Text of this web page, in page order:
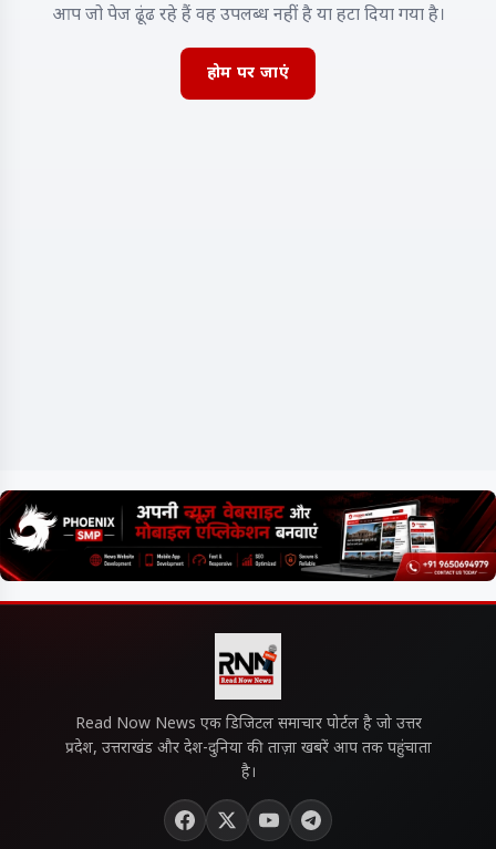
आप जो पेज ढूंढ रहे हैं वह उपलब्ध नहीं है या हटा दिया गया है।
होम पर जाएं
Read Now News एक डिजिटल समाचार पोर्टल है जो उत्तर
प्रदेश, उत्तराखंड और देश-दुनिया की ताज़ा खबरें आप तक पहुंचाता
है।